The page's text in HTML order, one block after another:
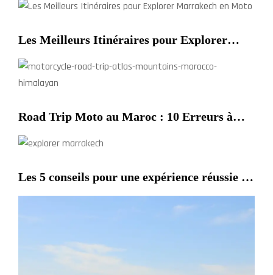
Les Meilleurs Itinéraires pour Explorer
Road Trip Moto au Maroc : 10 Erreurs à
Les 5 conseils pour une expérience réussie en